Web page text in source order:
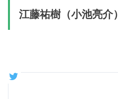
江藤祐樹（小池亮介）